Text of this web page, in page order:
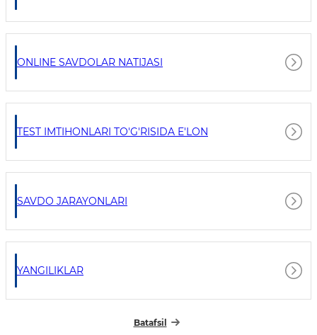
ONLINE SAVDOLAR NATIJASI
TEST IMTIHONLARI TO'G'RISIDA E'LON
SAVDO JARAYONLARI
YANGILIKLAR
Batafsil